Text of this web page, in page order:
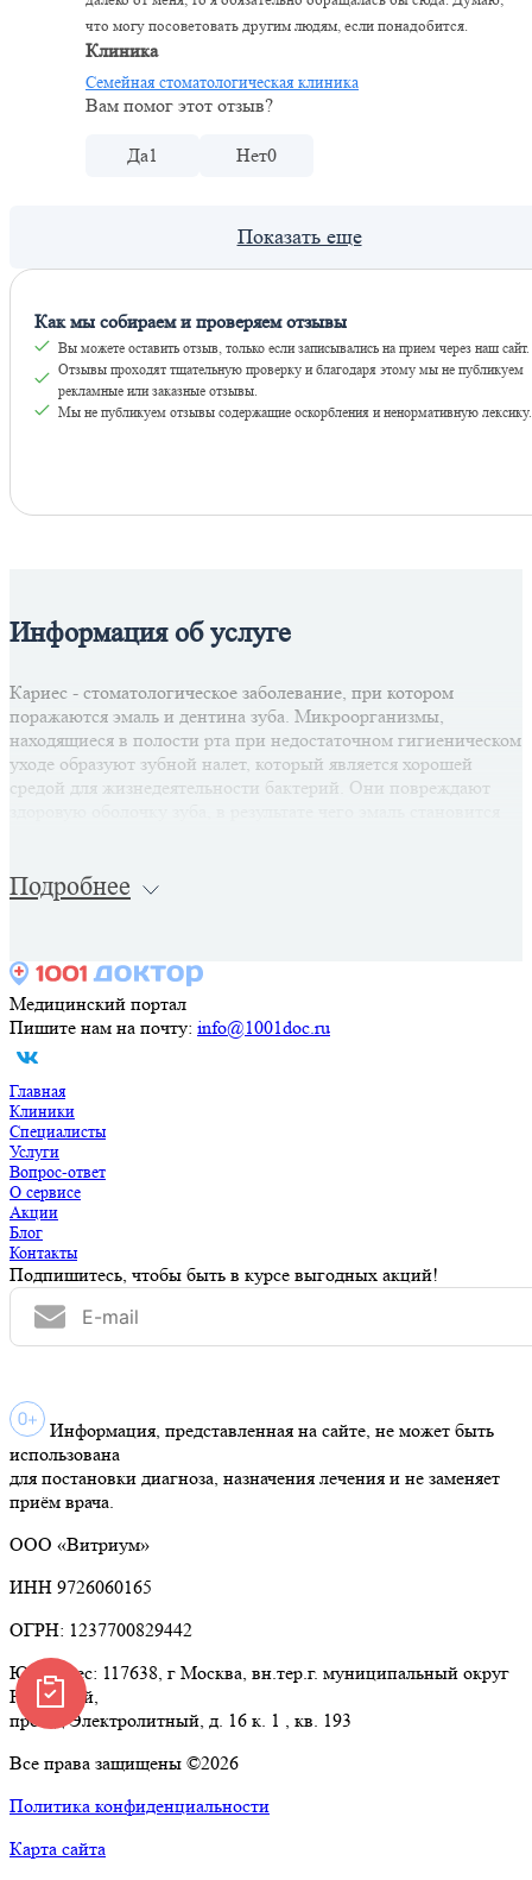
что могу посоветовать другим людям, если понадобится.
Клиника
Семейная стоматологическая клиника
Вам помог этот отзыв?
Да1 Нет0
Как мы собираем и проверяем отзывы
Вы можете оставить отзыв, только если записывались на прием через наш сайт.
Отзывы проходят тщательную проверку и благодаря этому мы не публикуем
рекламные или заказные отзывы.
Мы не публикуем отзывы содержащие оскорбления и ненормативную лексику.
Информация об услуге
Кариес - стоматологическое заболевание, при котором
поражаются эмаль и дентина зуба. Микроорганизмы,
находящиеся в полости рта при недостаточном гигиеническом
уходе образуют зубной налет, который является хорошей
средой для жизнедеятельности бактерий. Они повреждают
Медицинский портал
Пишите нам на почту: info@1001doc.ru
Главная
Клиники
Специалисты
Услуги
Вопрос-ответ
О сервисе
Акции
Блог
Контакты
Подпишитесь, чтобы быть в курсе выгодных акций!
Информация, представленная на сайте, не может быть
использована
для постановки диагноза, назначения лечения и не заменяет
приём врача.
ООО «Витриум»
ИНН 9726060165
ОГРН: 1237700829442
Юр.Адрес: 117638, г Москва, вн.тер.г. муниципальный округ
Нагорный,
проезд Электролитный, д. 16 к. 1 , кв. 193
Все права защищены ©2026
Политика конфиденциальности
Карта сайта